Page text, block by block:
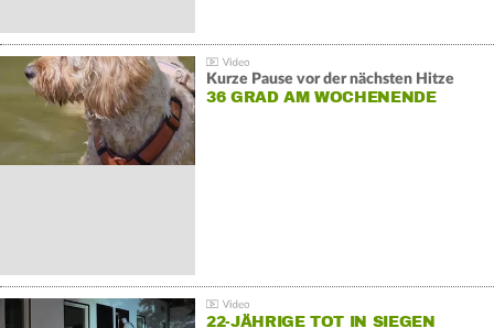
Kurze Pause vor der nächsten Hitze
36 GRAD AM WOCHENENDE
22-JÄHRIGE TOT IN SIEGEN